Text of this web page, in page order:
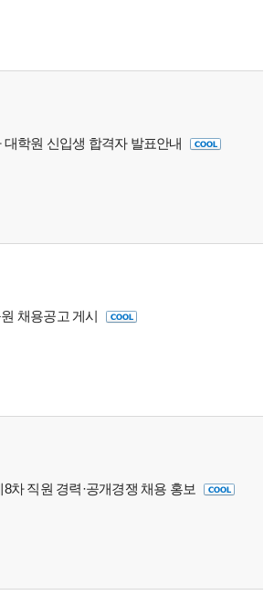
대학원 신입생 합격자 발표안내
채용공고 게시
차 직원 경력·공개경쟁 채용 홍보